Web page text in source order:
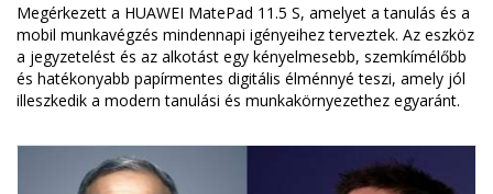
Megérkezett a HUAWEI MatePad 11.5 S, amelyet a tanulás és a
mobil munkavégzés mindennapi igényeihez terveztek. Az eszköz
a jegyzetelést és az alkotást egy kényelmesebb, szemkímélőbb
és hatékonyabb papírmentes digitális élménnyé teszi, amely jól
illeszkedik a modern tanulási és munkakörnyezethez egyaránt.